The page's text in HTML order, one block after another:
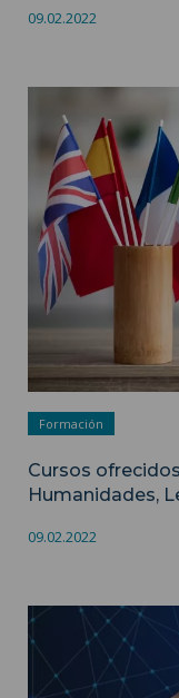
09.02.2022
Cursos ofrecidos
Lenguas y Artes
Formación
Cursos
Humanidades,
09.02.2022
Cursos de la unidad
Geografía,